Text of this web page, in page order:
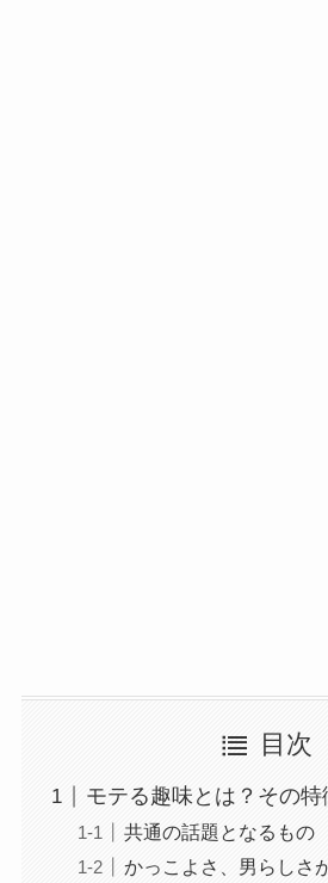
目次
モテる趣味とは？その特
共通の話題となるもの
かっこよさ、男らしさ